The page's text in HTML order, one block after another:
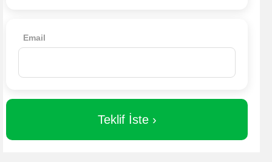
Email
Teklif İste ›